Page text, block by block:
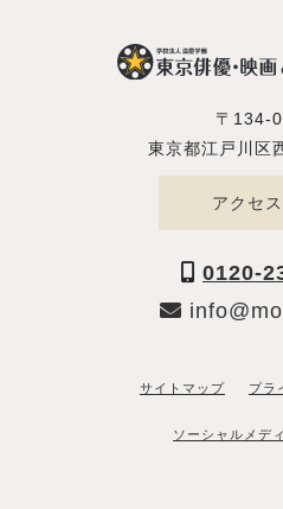
〒134-
東京都江戸川区
アクセス
0120-
サイトマップ プラ
ソーシャルメデ